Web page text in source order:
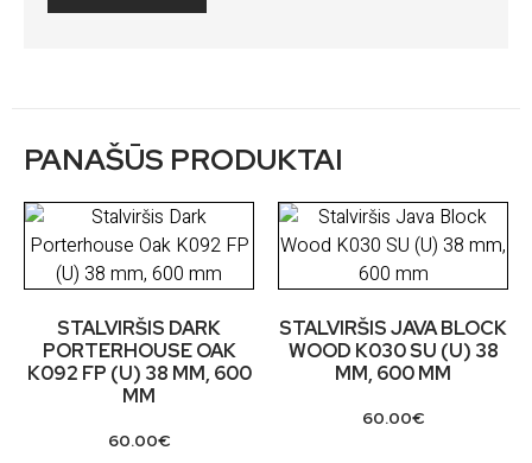
PANAŠŪS PRODUKTAI
STALVIRŠIS DARK
PORTERHOUSE OAK
K092 FP (U) 38 MM, 600
MM
60.00€
STALVIRŠIS JAVA BLOCK
WOOD K030 SU (U) 38
MM, 600 MM
60.00€